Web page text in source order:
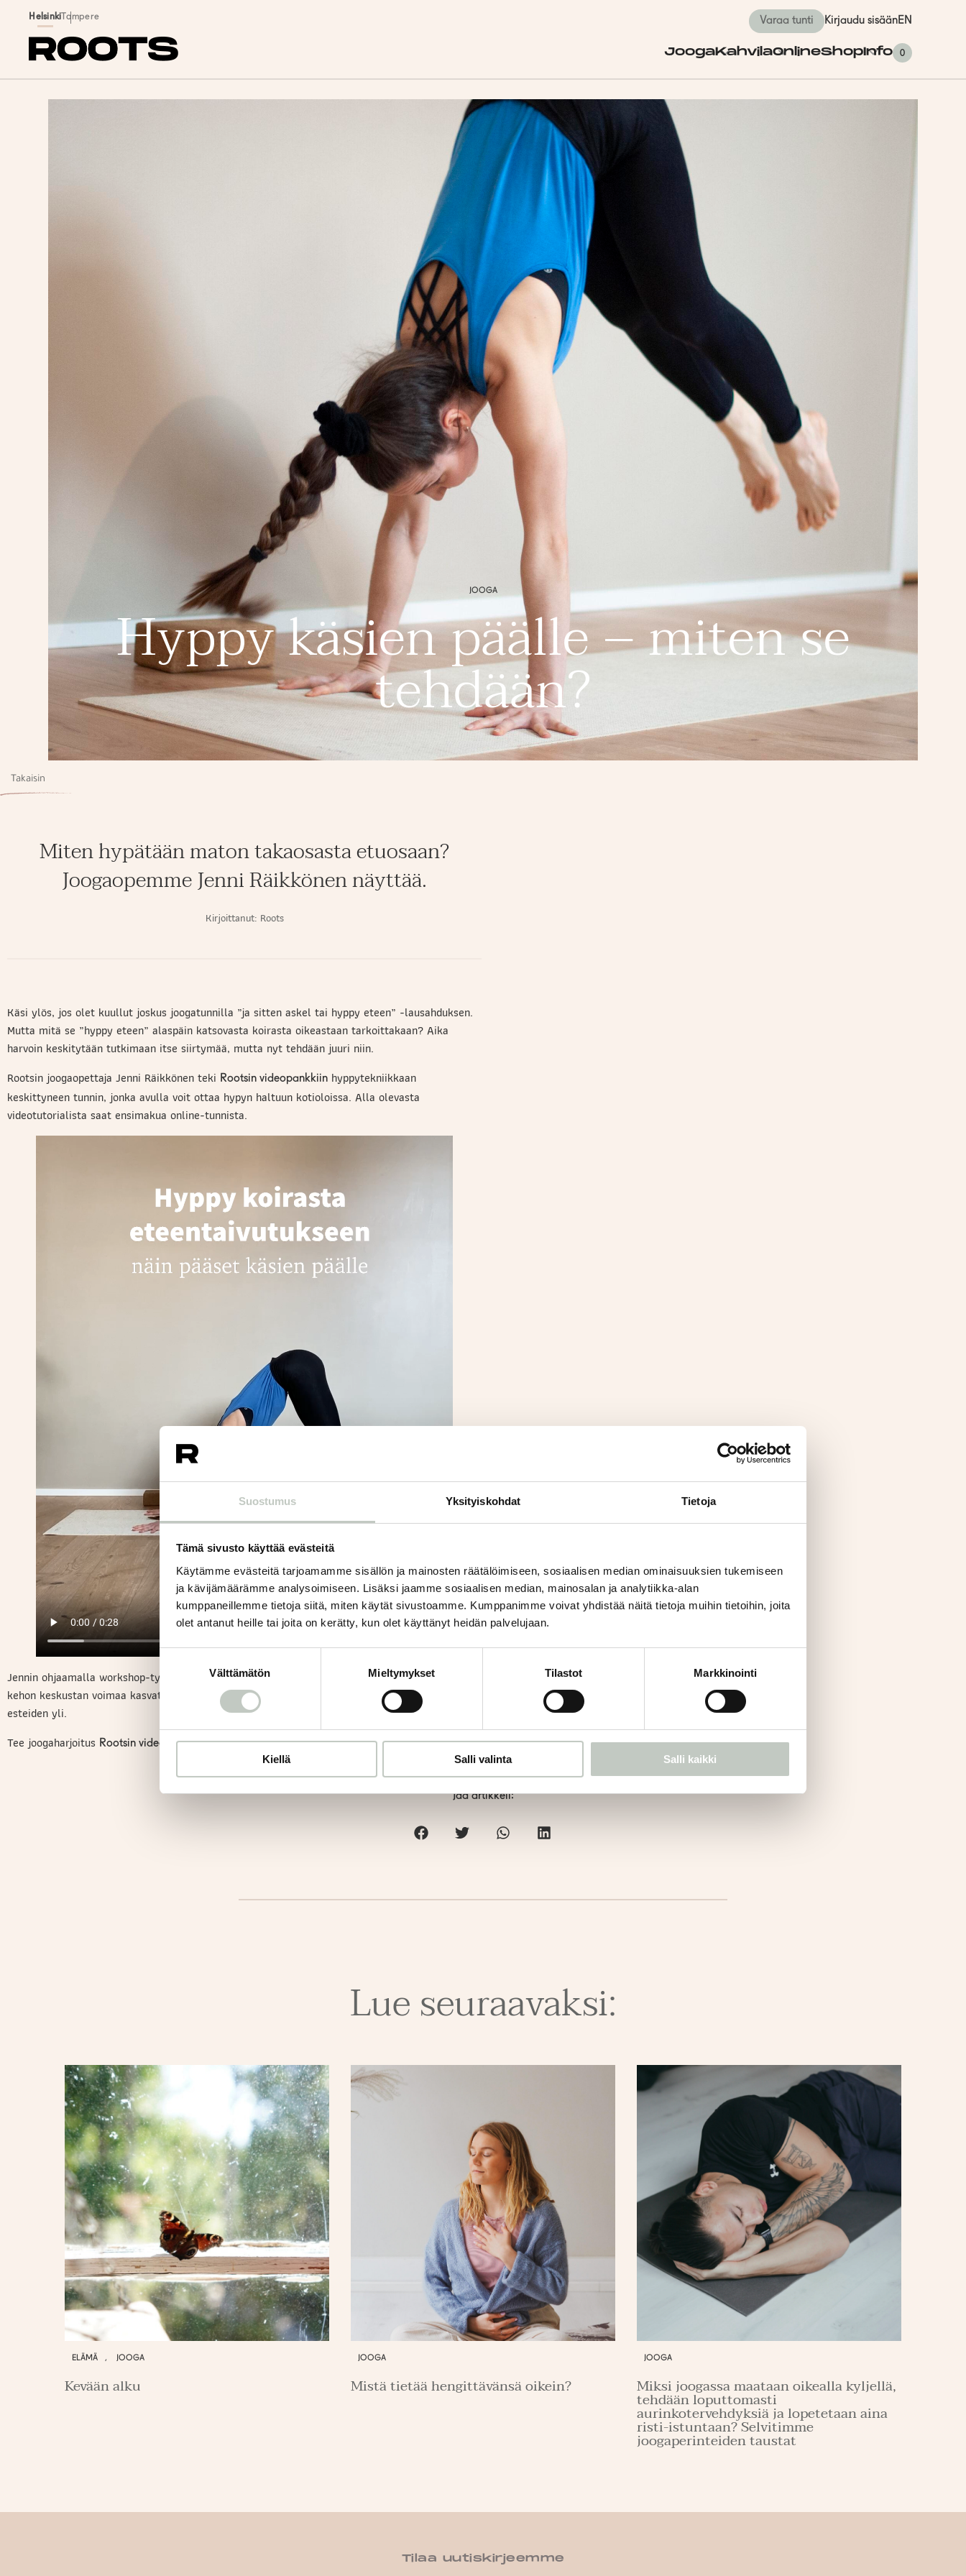
Suostumus Yksityiskohdat Tietoja
Tämä sivusto käyttää evästeitä
Käytämme evästeitä tarjoamamme sisällön ja mainosten räätälöimiseen, sosiaalisen median ominaisuuksien tukemiseen
ja kävijämäärämme analysoimiseen. Lisäksi jaamme sosiaalisen median, mainosalan ja analytiikka-alan
kumppaneillemme tietoja siitä, miten käytät sivustoamme. Kumppanimme voivat yhdistää näitä tietoja muihin tietoihin, joita
olet antanut heille tai joita on kerätty, kun olet käyttänyt heidän palvelujaan.
Suostumuksen
valinta
Välttämätön Mieltymykset Tilastot Markkinointi
Kiellä Salli valinta Salli kaikki
Siirry sisältöön
HelsinkiTampere Varaa tunti Kirjaudu sisäänEN
JoogaKahvilaOnlineShopInfo 0
JOOGA
Hyppy käsien päälle – miten se
tehdään?
Takaisin
Miten hypätään maton takaosasta etuosaan?
Joogaopemme Jenni Räikkönen näyttää.
Kirjoittanut: Roots
Käsi ylös, jos olet kuullut joskus joogatunnilla ”ja sitten askel tai hyppy eteen” -lausahduksen.
Mutta mitä se ”hyppy eteen” alaspäin katsovasta koirasta oikeastaan tarkoittakaan? Aika
harvoin keskitytään tutkimaan itse siirtymää, mutta nyt tehdään juuri niin.
Rootsin joogaopettaja Jenni Räikkönen teki Rootsin videopankkiin hyppytekniikkaan
keskittyneen tunnin, jonka avulla voit ottaa hypyn haltuun kotioloissa. Alla olevasta
videotutorialista saat ensimakua online-tunnista.
Jennin ohjaamalla workshop-tyylisellä tunnilla pääset tekemään joukon erilaisia käsivarsia ja
kehon keskustan voimaa kasvattavia harjoituksia sekä loikkimaan niin henkisten kuin fyysisten
esteiden yli.
Tee joogaharjoitus Rootsin videopankista.
Jaa artikkeli:
Lue seuraavaksi:
ELÄMÄ , JOOGA
Kevään alku
JOOGA
Mistä tietää hengittävänsä oikein?
JOOGA
Miksi joogassa maataan oikealla kyljellä,
tehdään loputtomasti
aurinkotervehdyksiä ja lopetetaan aina
risti-istuntaan? Selvitimme
joogaperinteiden taustat
Tilaa uutiskirjeemme